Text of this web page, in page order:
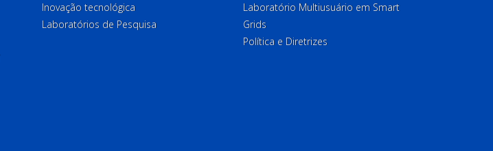
Inovação tecnológica
Laboratórios de Pesquisa
Laboratório Multiusuário em Smart
Grids
Política e Diretrizes